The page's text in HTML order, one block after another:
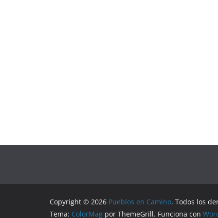
Copyright © 2026 Pueblos en Camino. Todos los
Tema: ColorMag por ThemeGrill. Funciona con